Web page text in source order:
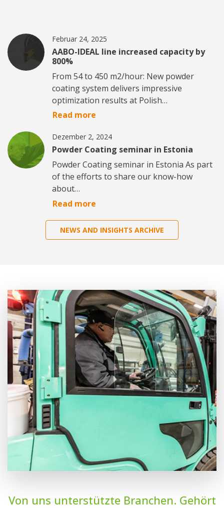
Februar 24, 2025
AABO-IDEAL line increased capacity by
800%
From 54 to 450 m2/hour: New powder
coating system delivers impressive
optimization results at Polish…
Read more
Dezember 2, 2024
Powder Coating seminar in Estonia
Powder Coating seminar in Estonia As part
of the efforts to share our know-how
about…
Read more
NEWS AND INSIGHTS ARCHIVE
Von uns unterstützte Branchen. Gehört